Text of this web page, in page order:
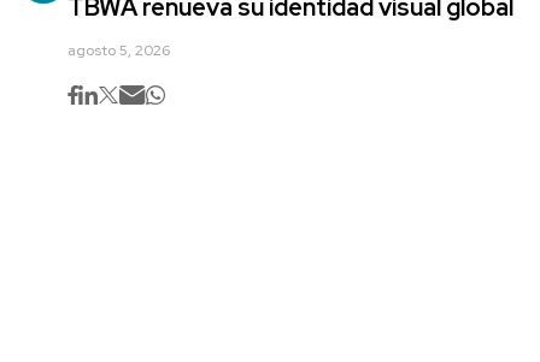
TBWA renueva su identidad visual global
agosto 5, 2026